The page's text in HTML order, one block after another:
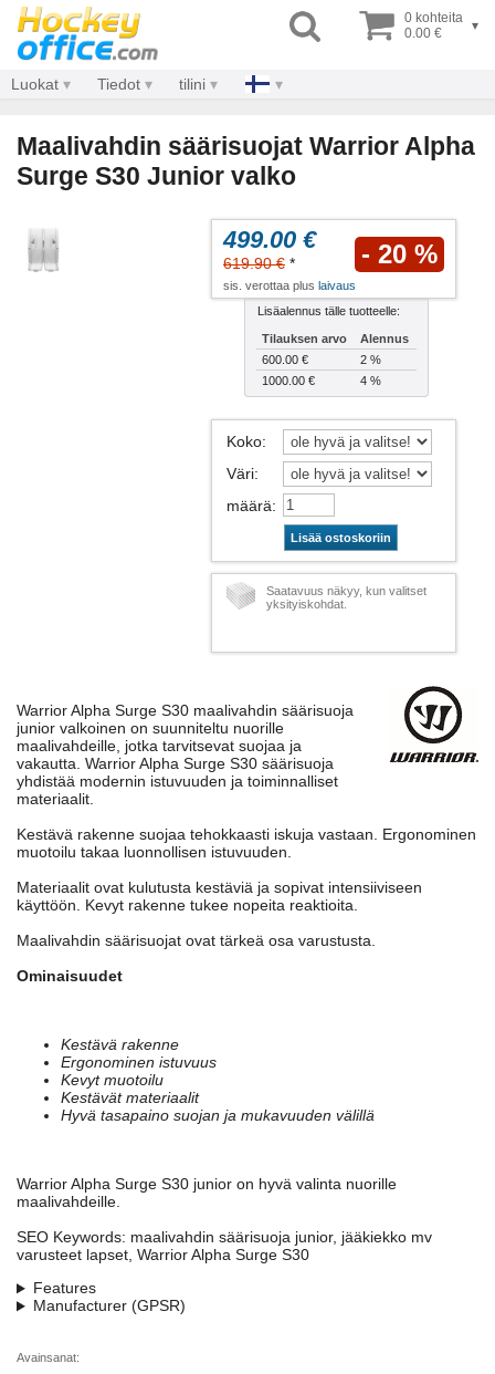
0 kohteita
0.00 €
▾
Luokat Tiedot tilini
Maalivahdin säärisuojat Warrior Alpha
Surge S30 Junior valko
499.00 €
619.90 € * - 20 %
sis. verottaa plus laivaus
Lisäalennus tälle tuotteelle:
Tilauksen arvo
Alennus
600.00 €
2 %
1000.00 €
4 %
Koko:
Väri:
määrä:
Lisää ostoskoriin
Saatavuus näkyy, kun valitset
yksityiskohdat.
Warrior Alpha Surge S30 maalivahdin säärisuoja
junior valkoinen on suunniteltu nuorille
maalivahdeille, jotka tarvitsevat suojaa ja
vakautta. Warrior Alpha Surge S30 säärisuoja
yhdistää modernin istuvuuden ja toiminnalliset
materiaalit.
Kestävä rakenne suojaa tehokkaasti iskuja vastaan. Ergonominen
muotoilu takaa luonnollisen istuvuuden.
Materiaalit ovat kulutusta kestäviä ja sopivat intensiiviseen
käyttöön. Kevyt rakenne tukee nopeita reaktioita.
Maalivahdin säärisuojat ovat tärkeä osa varustusta.
Ominaisuudet
Kestävä rakenne
Ergonominen istuvuus
Kevyt muotoilu
Kestävät materiaalit
Hyvä tasapaino suojan ja mukavuuden välillä
Warrior Alpha Surge S30 junior on hyvä valinta nuorille
maalivahdeille.
SEO Keywords: maalivahdin säärisuoja junior, jääkiekko mv
varusteet lapset, Warrior Alpha Surge S30
Features
Manufacturer (GPSR)
Avainsanat: